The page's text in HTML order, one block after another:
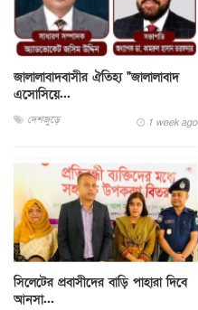
জালালাবাদবাসীর ঐতিহ্য "জালালাবাদ
এসোসিয়ে...
দেশজুড়ে 1 week ago
সিলেটের প্রবাসীদের বাড়ি পাহারা দিবে
আনসা...